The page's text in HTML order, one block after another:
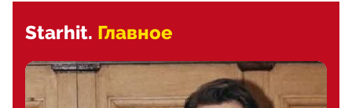
Starhit. Главное